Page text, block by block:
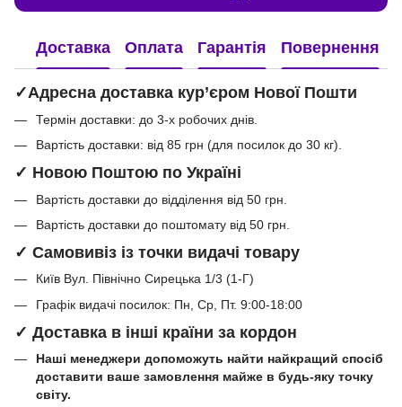
Доставка Оплата Гарантія Повернення
✓Адресна доставка кур’єром Нової Пошти
Термін доставки: до 3-х робочих днів.
Вартість доставки: від 85 грн (для посилок до 30 кг).
✓ Новою Поштою по Україні
Вартість доставки до відділення від 50 грн.
Вартість доставки до поштомату від 50 грн.
✓ Самовивіз із точки видачі товару
Київ Вул. Північно Сирецька 1/3 (1-Г)
Графік видачі посилок: Пн, Ср, Пт. 9:00-18:00
✓ Доставка в інші країни за кордон
Наші менеджери допоможуть найти найкращий спосіб
доставити ваше замовлення майже в будь-яку точку
світу.